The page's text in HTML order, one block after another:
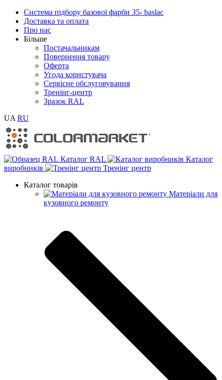
Система підбору базової фарби 35- baslac
Доставка та оплата
Про нас
Більше
Постачальникам
Повернення товару
Оферта
Угода користувача
Сервісне обслуговування
Тренінг-центр
Зразок RAL
UA RU
Каталог RAL
Каталог
виробників
Тренінг центр
Каталог товарів
Матеріали для
кузовного ремонту